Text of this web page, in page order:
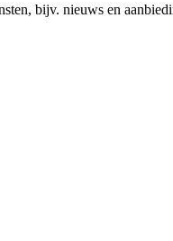
bijv. nieuws en